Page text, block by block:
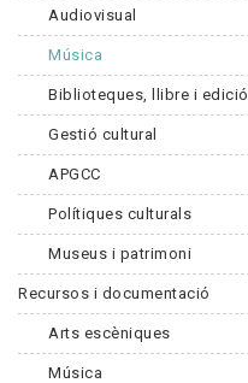
Audiovisual
Música
Biblioteques, llibre i edició
Gestió cultural
APGCC
Polítiques culturals
Museus i patrimoni
Recursos i documentació
Arts escèniques
Música